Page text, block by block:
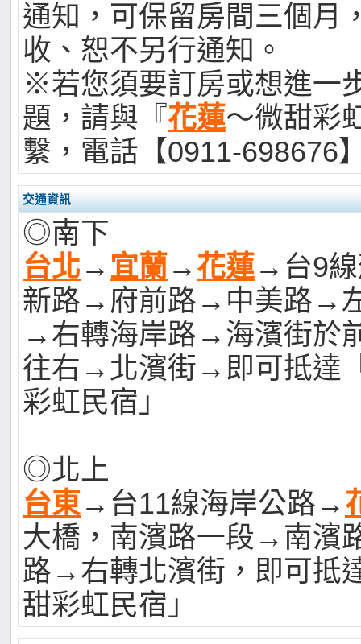
通知，可保留房間三個月
收、恕不另行通知。
※若您須要訂房或想進一
題，請與『花蓮～微甜彩
繫，電話【0911-698676
交通資訊
◎南下
台北 → 宜蘭 → 花蓮→台9
新路→府前路→中美路→
→右轉海岸路→海濱街於
往右→北濱街→即可抵達
彩虹民宿」
◎北上
台東→台11線海岸公路→
大橋，南濱路一段→南濱
路→右轉北濱街，即可抵
甜彩虹民宿」